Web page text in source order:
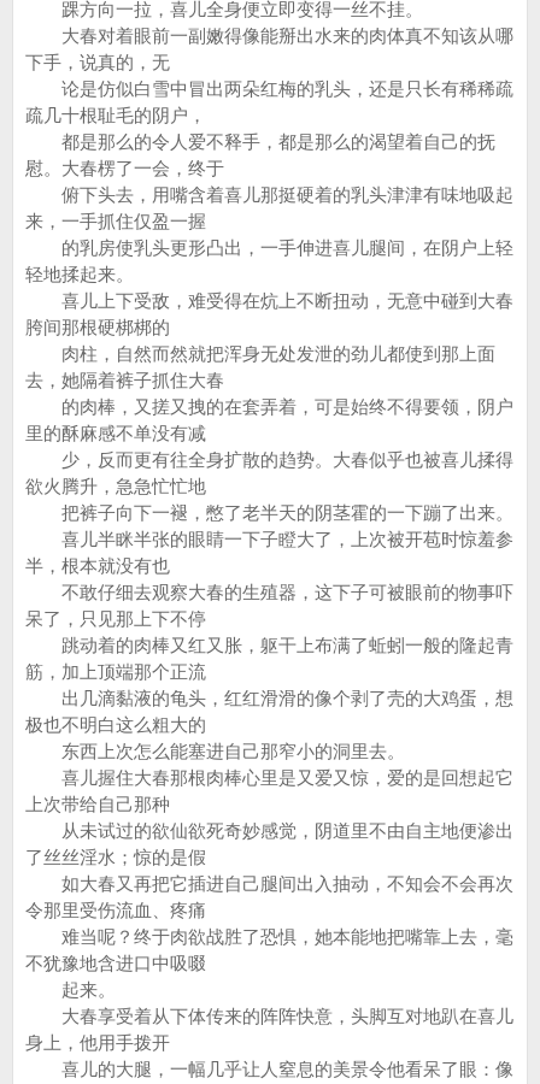
踝方向一拉，喜儿全身便立即变得一丝不挂。
大春对着眼前一副嫩得像能掰出水来的肉体真不知该从哪
下手，说真的，无
论是仿似白雪中冒出两朵红梅的乳头，还是只长有稀稀疏
疏几十根耻毛的阴户，
都是那么的令人爱不释手，都是那么的渴望着自己的抚
慰。大春楞了一会，终于
俯下头去，用嘴含着喜儿那挺硬着的乳头津津有味地吸起
来，一手抓住仅盈一握
的乳房使乳头更形凸出，一手伸进喜儿腿间，在阴户上轻
轻地揉起来。
喜儿上下受敌，难受得在炕上不断扭动，无意中碰到大春
胯间那根硬梆梆的
肉柱，自然而然就把浑身无处发泄的劲儿都使到那上面
去，她隔着裤子抓住大春
的肉棒，又搓又拽的在套弄着，可是始终不得要领，阴户
里的酥麻感不单没有减
少，反而更有往全身扩散的趋势。大春似乎也被喜儿揉得
欲火腾升，急急忙忙地
把裤子向下一褪，憋了老半天的阴茎霍的一下蹦了出来。
喜儿半眯半张的眼睛一下子瞪大了，上次被开苞时惊羞参
半，根本就没有也
不敢仔细去观察大春的生殖器，这下子可被眼前的物事吓
呆了，只见那上下不停
跳动着的肉棒又红又胀，躯干上布满了蚯蚓一般的隆起青
筋，加上顶端那个正流
出几滴黏液的龟头，红红滑滑的像个剥了壳的大鸡蛋，想
极也不明白这么粗大的
东西上次怎么能塞进自己那窄小的洞里去。
喜儿握住大春那根肉棒心里是又爱又惊，爱的是回想起它
上次带给自己那种
从未试过的欲仙欲死奇妙感觉，阴道里不由自主地便渗出
了丝丝淫水；惊的是假
如大春又再把它插进自己腿间出入抽动，不知会不会再次
令那里受伤流血、疼痛
难当呢？终于肉欲战胜了恐惧，她本能地把嘴靠上去，毫
不犹豫地含进口中吸啜
起来。
大春享受着从下体传来的阵阵快意，头脚互对地趴在喜儿
身上，他用手拨开
喜儿的大腿，一幅几乎让人窒息的美景令他看呆了眼：像